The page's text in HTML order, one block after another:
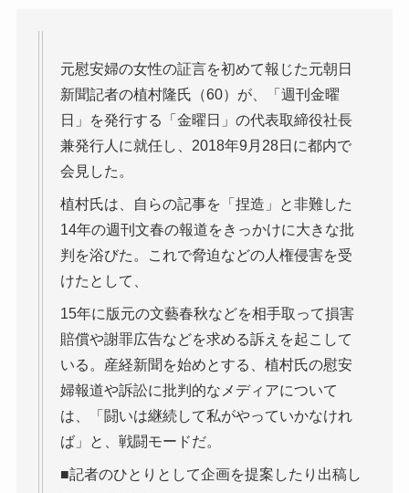
元慰安婦の女性の証言を初めて報じた元朝日
新聞記者の植村隆氏（60）が、「週刊金曜
日」を発行する「金曜日」の代表取締役社長
兼発行人に就任し、2018年9月28日に都内で
会見した。
植村氏は、自らの記事を「捏造」と非難した
14年の週刊文春の報道をきっかけに大きな批
判を浴びた。これで脅迫などの人権侵害を受
けたとして、
15年に版元の文藝春秋などを相手取って損害
賠償や謝罪広告などを求める訴えを起こして
いる。産経新聞を始めとする、植村氏の慰安
婦報道や訴訟に批判的なメディアについて
は、「闘いは継続して私がやっていかなけれ
ば」と、戦闘モードだ。
■記者のひとりとして企画を提案したり出稿し